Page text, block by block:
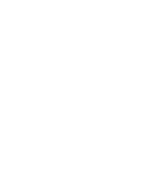
le dimanche, envoyez-lui un petit message
expériences culinaires, faites une sortie
qui créeront un lien unique.
il se peut qu’il s’empêche de s’attacher à
des stratégies d’évitement pour se protéger.
et de lui prouver qu’il peut vous faire